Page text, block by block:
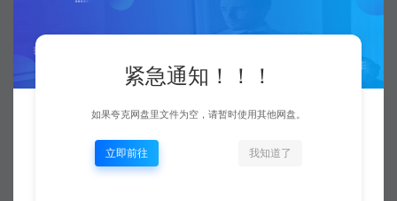
操作系统: Windows 10
处理器: Intel Core i5 / AMD FX-6300
内存: 8 GB RAM
显卡: GTX 760 2GB / Radeon R9 270X 2GB or
紧急通知！！！
如果夸克网盘里文件为空，请暂时使用其他网盘。
立即前往 我知道了